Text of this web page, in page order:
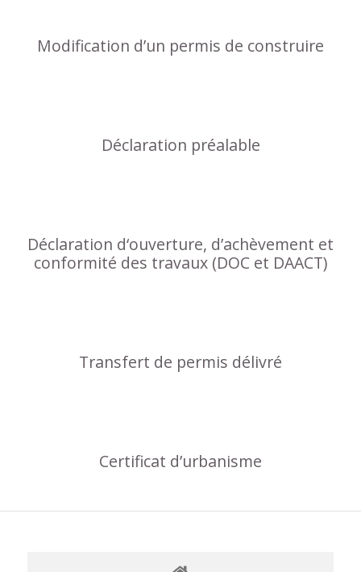
Modification d’un permis de construire
Déclaration préalable
Déclaration d‘ouverture, d’achèvement et
conformité des travaux (DOC et DAACT)
Transfert de permis délivré
Certificat d’urbanisme